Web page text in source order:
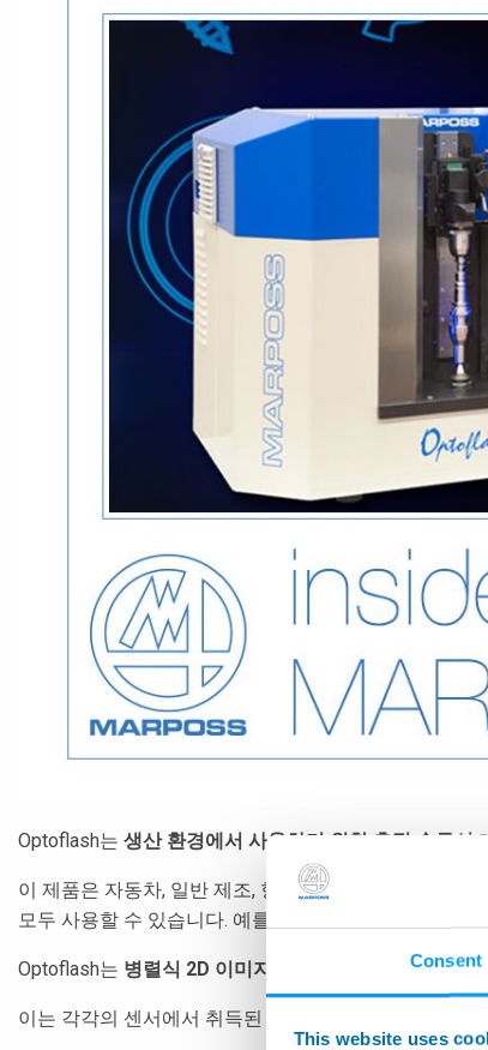
Consent
This website uses
Optoflash는 생산 환경에서 사용하기 위한 측정 솔루션
이 제품은 자동차, 일반 제조, 항공 우주, 의료 분야의
모두 사용할 수 있습니다. 예를 들어, Optoflash는 전기
Optoflash는 병렬식 2D 이미지 아키텍처를 기반으로하
이는 각각의 센서에서 취득된 이미지가 완전히 결합되어